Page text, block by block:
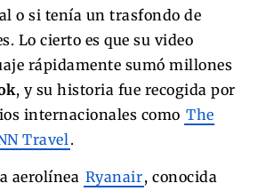
o si tenía un trasfondo de
Lo cierto es que su video
rápidamente sumó millones
, y su historia fue recogida por
internacionales como The
Travel.
aerolínea Ryanair, conocida